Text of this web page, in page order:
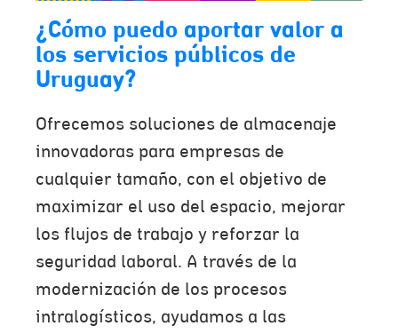
¿Cómo puedo aportar valor a
los servicios públicos de
Uruguay?
Ofrecemos soluciones de almacenaje
innovadoras para empresas de
cualquier tamaño, con el objetivo de
maximizar el uso del espacio, mejorar
los flujos de trabajo y reforzar la
seguridad laboral. A través de la
modernización de los procesos
intralogísticos, ayudamos a las